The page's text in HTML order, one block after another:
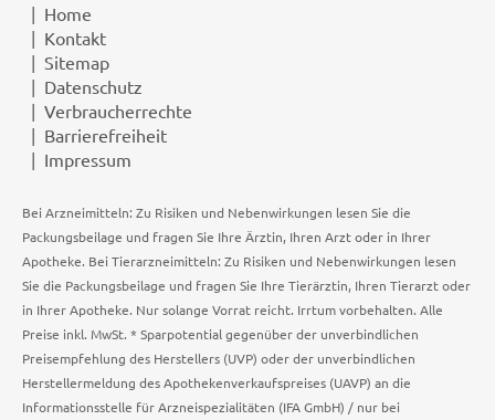
Home
Kontakt
Sitemap
Datenschutz
Verbraucherrechte
Barrierefreiheit
Impressum
Bei Arzneimitteln: Zu Risiken und Nebenwirkungen lesen Sie die
Packungsbeilage und fragen Sie Ihre Ärztin, Ihren Arzt oder in Ihrer
Apotheke. Bei Tierarzneimitteln: Zu Risiken und Nebenwirkungen lesen
Sie die Packungsbeilage und fragen Sie Ihre Tierärztin, Ihren Tierarzt oder
in Ihrer Apotheke. Nur solange Vorrat reicht. Irrtum vorbehalten. Alle
Preise inkl. MwSt. * Sparpotential gegenüber der unverbindlichen
Preisempfehlung des Herstellers (UVP) oder der unverbindlichen
Herstellermeldung des Apothekenverkaufspreises (UAVP) an die
Informationsstelle für Arzneispezialitäten (IFA GmbH) / nur bei